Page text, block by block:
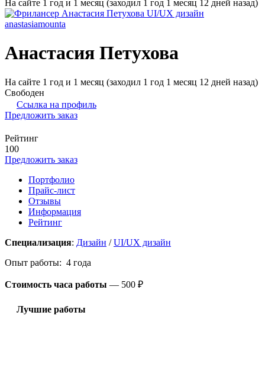
На сайте 1 год и 1 месяц (заходил 1 год 1 месяц 12 дней назад)
Анастасия Петухова
На сайте 1 год и 1 месяц (заходил 1 год 1 месяц 12 дней назад)
Свободен
Ссылка на профиль
Предложить заказ
Рейтинг
100
Предложить заказ
Портфолио
Прайс-лист
Отзывы
Информация
Рейтинг
Специализация: Дизайн /UI/UX дизайн
Опыт работы: 4 года
Стоимость часа работы — 500 ₽
Лучшие работы